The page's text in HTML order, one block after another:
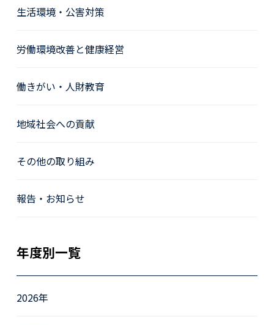
生活環境・公害対策
労働環境改善と健康経営
働きがい・人財教育
地域社会への貢献
その他の取り組み
報告・お知らせ
年度別一覧
2026年